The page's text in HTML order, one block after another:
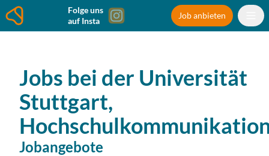
Folge uns
auf Insta
Job anbieten
Jobs bei der Universität
Stuttgart,
Jobangebote